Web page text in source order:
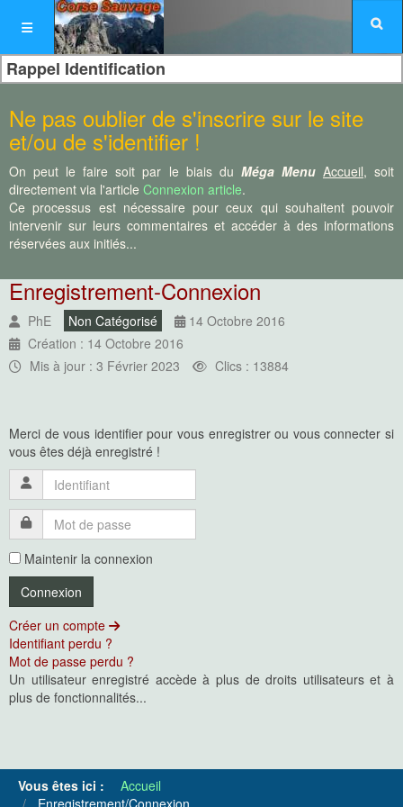
Rappel Identification
Ne pas oublier de s'inscrire sur le site
et/ou de s'identifier !
On peut le faire soit par le biais du Méga Menu Accueil, soit
directement via l'article Connexion article.
Ce processus est nécessaire pour ceux qui souhaitent pouvoir
intervenir sur leurs commentaires et accéder à des informations
réservées aux initiés...
Enregistrement-Connexion
PhE Non Catégorisé
14 Octobre 2016
Création : 14 Octobre 2016
Mis à jour : 3 Février 2023
Clics : 13884
Merci de vous identifier pour vous enregistrer ou vous connecter si
vous êtes déjà enregistré !
Maintenir la connexion
Créer un compte
Identifiant perdu ?
Mot de passe perdu ?
Un utilisateur enregistré accède à plus de droits utilisateurs et à
plus de fonctionnalités...
Vous êtes ici :
Accueil
Enregistrement/Connexion